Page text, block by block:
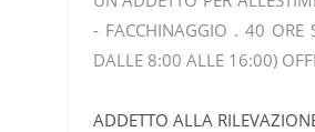
- FACCHINAGGIO . 40 ORE
DALLE 8:00 ALLE 16:00)
ADDETTO ALLA